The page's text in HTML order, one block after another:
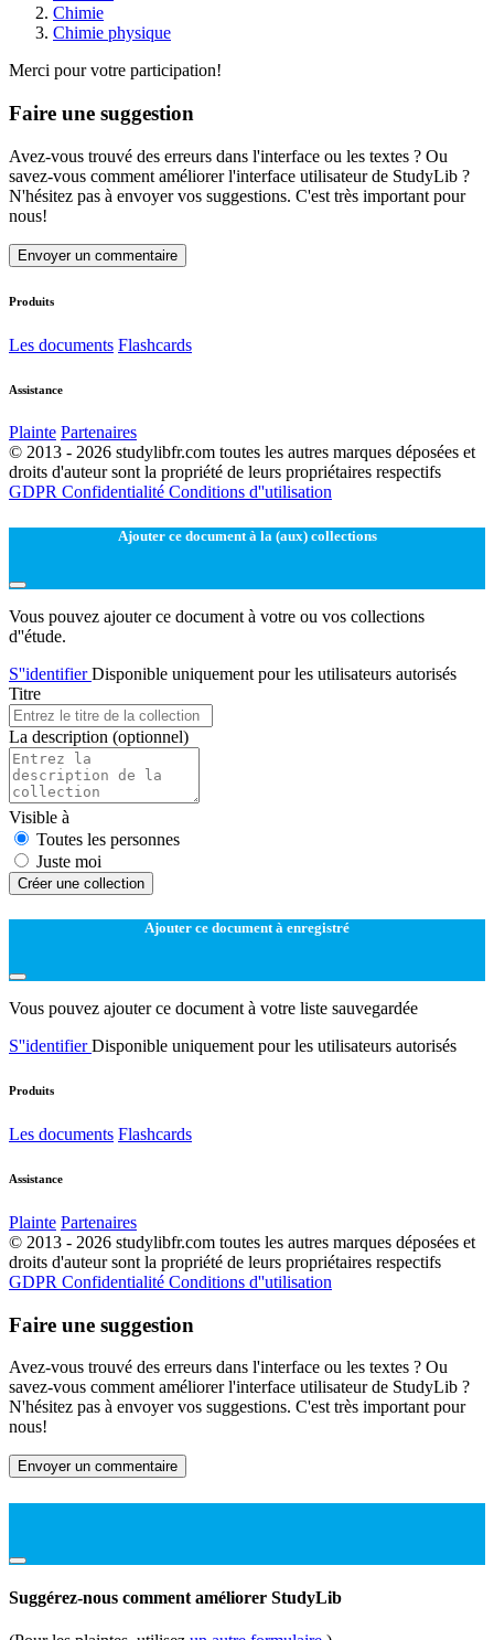
Chimie
Chimie physique
Merci pour votre participation!
Faire une suggestion
Avez-vous trouvé des erreurs dans l'interface ou les textes ? Ou
savez-vous comment améliorer l'interface utilisateur de StudyLib ?
N'hésitez pas à envoyer vos suggestions. C'est très important pour
nous!
Envoyer un commentaire
Produits
Les documents Flashcards
Assistance
Plainte Partenaires
© 2013 - 2026 studylibfr.com toutes les autres marques déposées et
droits d'auteur sont la propriété de leurs propriétaires respectifs
GDPR Confidentialité Conditions d''utilisation
Ajouter ce document à la (aux) collections
Vous pouvez ajouter ce document à votre ou vos collections
d''étude.
S''identifierDisponible uniquement pour les utilisateurs autorisés
Titre
La description (optionnel)
Visible à
Toutes les personnes
Juste moi
Créer une collection
Ajouter ce document à enregistré
Vous pouvez ajouter ce document à votre liste sauvegardée
S''identifierDisponible uniquement pour les utilisateurs autorisés
Produits
Les documents Flashcards
Assistance
Plainte Partenaires
© 2013 - 2026 studylibfr.com toutes les autres marques déposées et
droits d'auteur sont la propriété de leurs propriétaires respectifs
GDPR Confidentialité Conditions d''utilisation
Faire une suggestion
Avez-vous trouvé des erreurs dans l'interface ou les textes ? Ou
savez-vous comment améliorer l'interface utilisateur de StudyLib ?
N'hésitez pas à envoyer vos suggestions. C'est très important pour
nous!
Envoyer un commentaire
Suggérez-nous comment améliorer StudyLib